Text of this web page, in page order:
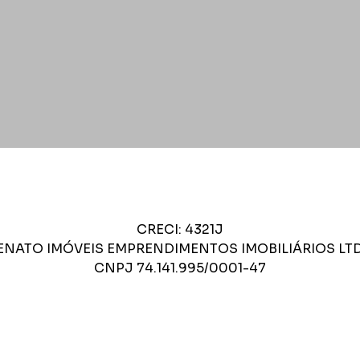
CRECI: 4321J
IMÓVEIS EMPRENDIMENTOS IMOBILIÁRIOS
CNPJ 74.141.995/0001-47